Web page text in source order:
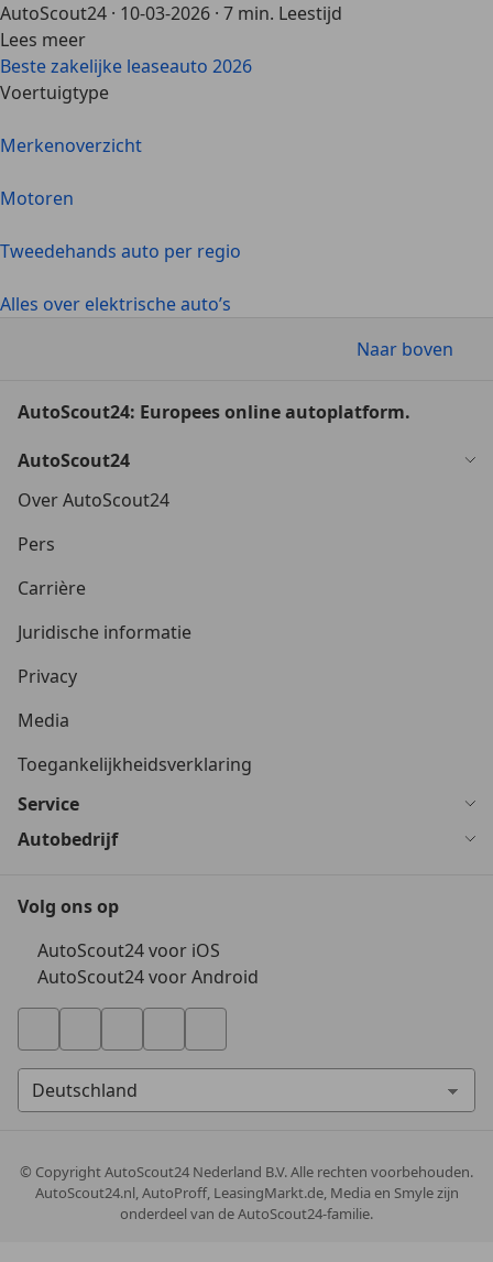
AutoScout24 · 10-03-2026 · 7 min. Leestijd
Lees meer
Beste zakelijke leaseauto 2026
Voertuigtype
Merkenoverzicht
Motoren
Tweedehands auto per regio
Alles over elektrische auto’s
Naar boven
AutoScout24: Europees online autoplatform.
AutoScout24
Over AutoScout24
Pers
Carrière
Juridische informatie
Privacy
Media
Toegankelijkheidsverklaring
Service
Autobedrijf
Volg ons op
AutoScout24 voor iOS
AutoScout24 voor Android
© CopyrightAutoScout24 Nederland B.V. Alle rechten voorbehouden.
AutoScout24.nl, AutoProff, LeasingMarkt.de, Media en Smyle zijn
onderdeel van de AutoScout24-familie.